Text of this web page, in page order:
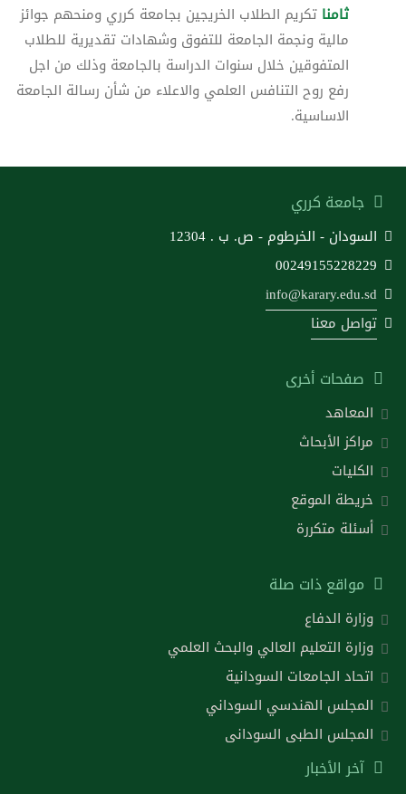
ثامنا تكريم الطلاب الخريجين بجامعة كرري ومنحهم جوائز
مالية ونجمة الجامعة للتفوق وشهادات تقديرية للطلاب
المتفوقين خلال سنوات الدراسة بالجامعة وذلك من اجل
رفع روح التنافس العلمي والاعلاء من شأن رسالة الجامعة
الاساسية.
جامعة كرري
السودان - الخرطوم - ص. ب . 12304
00249155228229
info@karary.edu.sd
تواصل معنا
صفحات أخرى
المعاهد
مراكز الأبحاث
الكليات
خريطة الموقع
أسئلة متكررة
مواقع ذات صلة
وزارة الدفاع
وزارة التعليم العالي والبحث العلمي
اتحاد الجامعات السودانية
المجلس الهندسي السوداني
المجلس الطبى السودانى
آخر الأخبار